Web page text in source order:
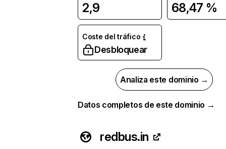
2,9 68,47 %
Coste del tráfico
Desbloquear
Analiza este dominio →
Datos completos de este dominio →
redbus.in